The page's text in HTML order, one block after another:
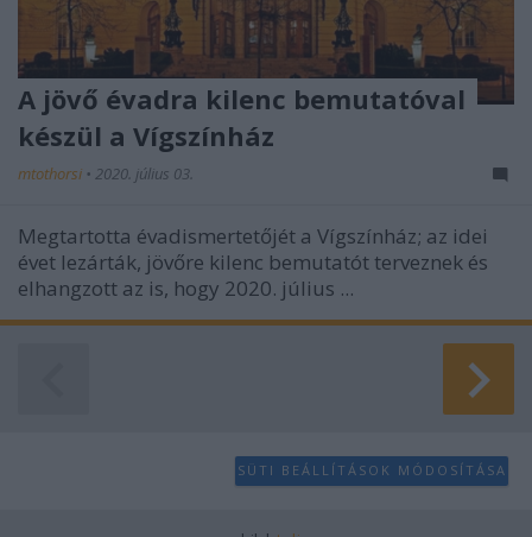
A jövő évadra kilenc bemutatóval
készül a Vígszínház
mtothorsi • 2020. július 03.
Megtartotta évadismertetőjét a Vígszínház; az idei
évet lezárták, jövőre kilenc bemutatót terveznek és
elhangzott az is, hogy 2020. július ...
SÜTI BEÁLLÍTÁSOK MÓDOSÍTÁSA